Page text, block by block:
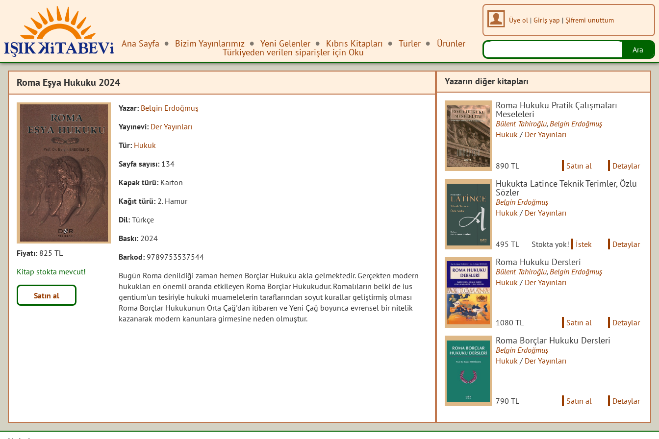
Ana Sayfa Bizim Yayınlarımız Yeni Gelenler Kıbrıs Kitapları Türler Ürünler
Türkiyeden verilen siparişler için Oku
Üye ol | Giriş yap | Şifremi unuttum
Roma Eşya Hukuku 2024
Fiyatı: 825 TL
Kitap stokta mevcut!
Satın al
Yazar: Belgin Erdoğmuş
Yayınevi: Der Yayınları
Tür: Hukuk
Sayfa sayısı: 134
Kapak türü: Karton
Kağıt türü: 2. Hamur
Dil:Türkçe
Baskı: 2024
Barkod:9789753537544
Bugün Roma denildiği zaman hemen Borçlar Hukuku akla gelmektedir. Gerçekten modern
hukukları en önemli oranda etkileyen Roma Borçlar Hukukudur. Romalıların belki de ius
gentium'un tesiriyle hukuki muamelelerin taraflarından soyut kurallar geliştirmiş olması
Roma Borçlar Hukukunun Orta Çağ'dan itibaren ve Yeni Çağ boyunca evrensel bir nitelik
kazanarak modern kanunlara girmesine neden olmuştur.
Yazarın diğer kitapları
Roma Hukuku Pratik Çalışmaları
Meseleleri
Bülent Tahiroğlu, Belgin Erdoğmuş
Hukuk / Der Yayınları
890 TL Satın al Detaylar
Hukukta Latince Teknik Terimler, Özlü
Sözler
Belgin Erdoğmuş
Hukuk / Der Yayınları
495 TL Stokta yok! İstek Detaylar
Roma Hukuku Dersleri
Bülent Tahiroğlu, Belgin Erdoğmuş
Hukuk / Der Yayınları
1080 TL Satın al Detaylar
Roma Borçlar Hukuku Dersleri
Belgin Erdoğmuş
Hukuk / Der Yayınları
790 TL Satın al Detaylar